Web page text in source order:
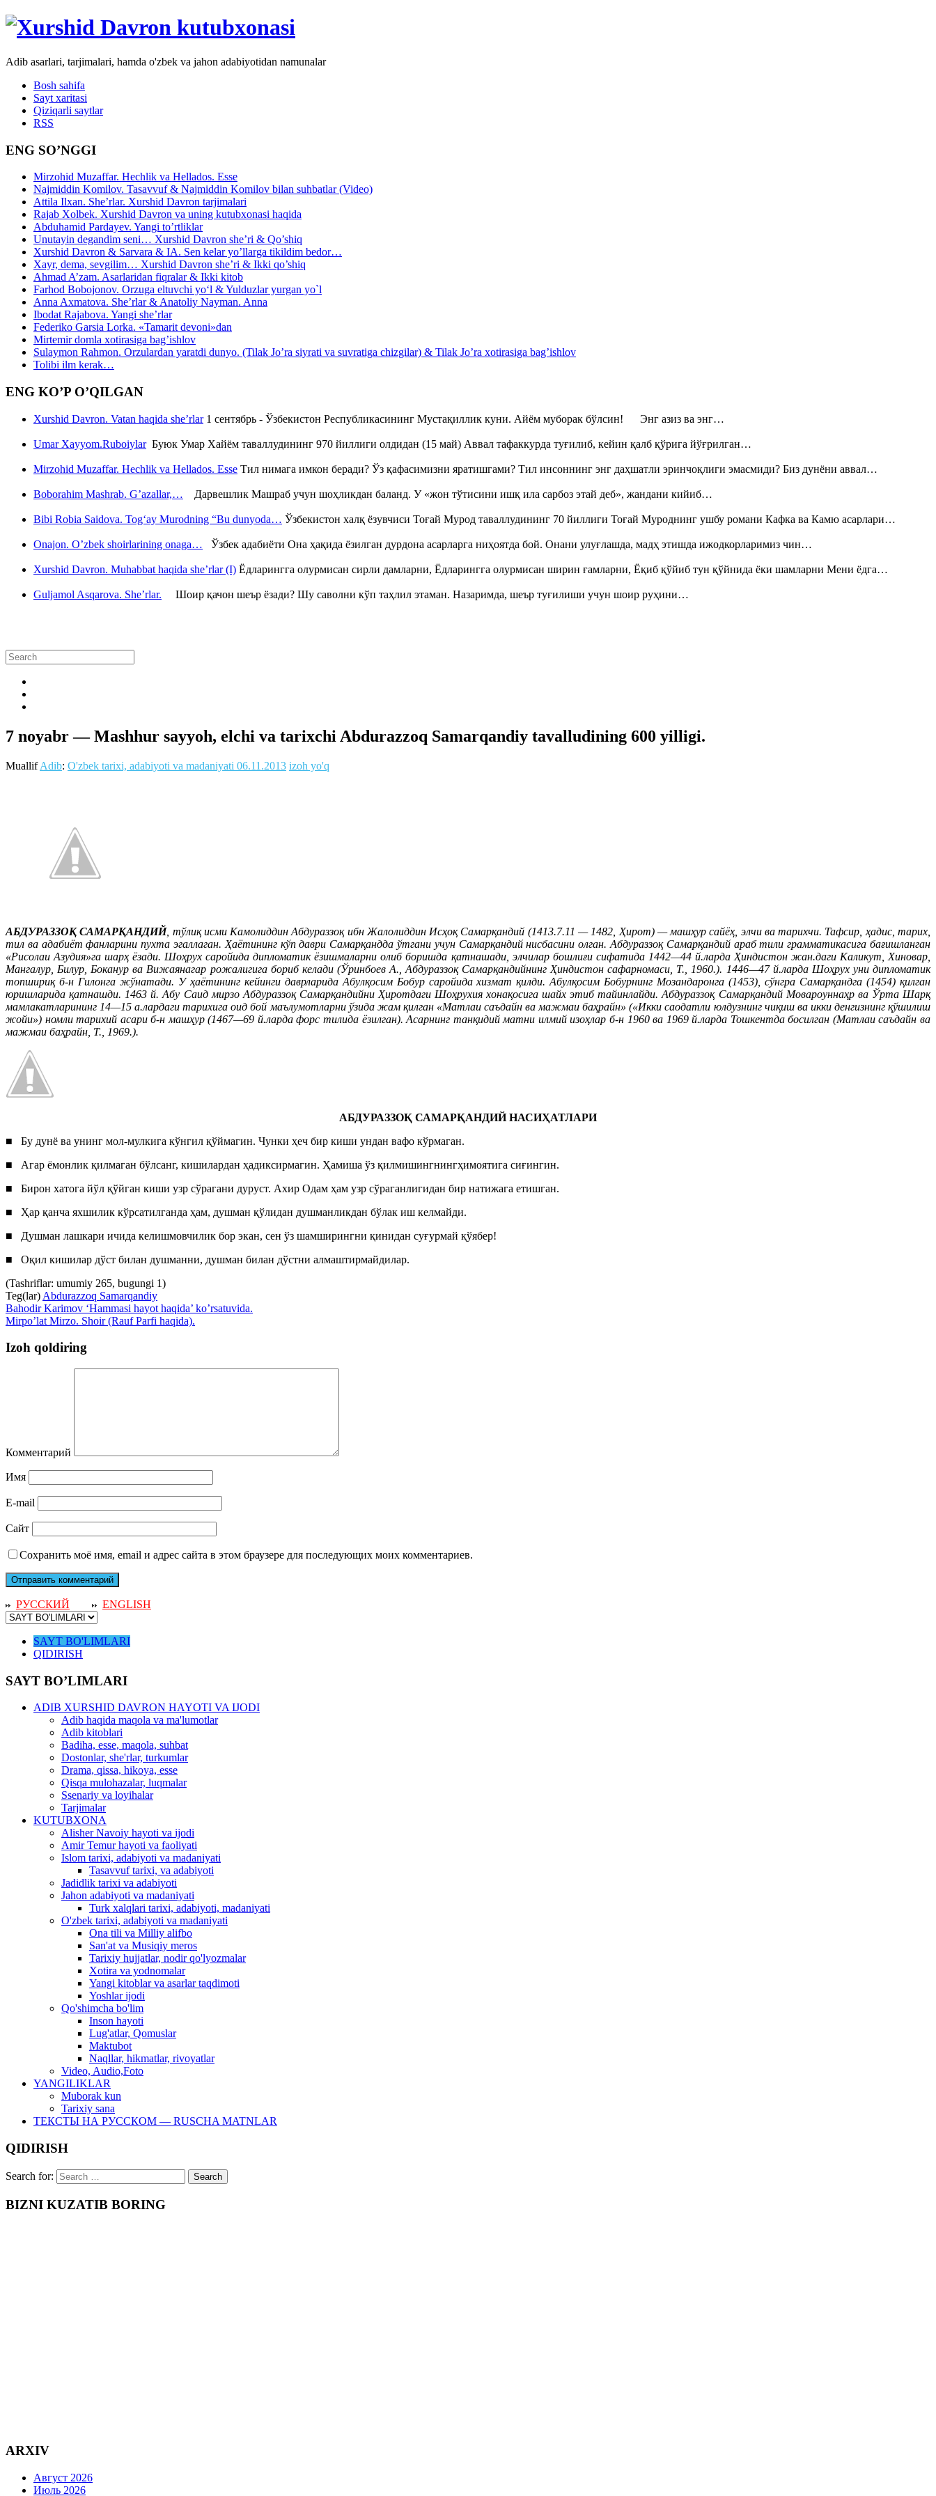
Adib asarlari, tarjimalari, hamda o'zbek va jahon adabiyotidan namunalar
Bosh sahifa
Sayt xaritasi
Qiziqarli saytlar
RSS
ENG SO’NGGI
Mirzohid Muzaffar. Hechlik va Hellados. Esse
Najmiddin Komilov. Tasavvuf & Najmiddin Komilov bilan suhbatlar (Video)
Attila Ilxan. She’rlar. Xurshid Davron tarjimalari
Rajab Xolbek. Xurshid Davron va uning kutubxonasi haqida
Abduhamid Pardayev. Yangi to’rtliklar
Unutayin degandim seni… Xurshid Davron she’ri & Qo’shiq
Xurshid Davron & Sarvara & IA. Sen kelar yo’llarga tikildim bedor…
Xayr, dema, sevgilim… Xurshid Davron she’ri & Ikki qo’shiq
Ahmad A’zam. Asarlaridan fiqralar & Ikki kitob
Farhod Bobojonov. Orzuga eltuvchi yo‘l & Yulduzlar yurgan yo`l
Anna Axmatova. She’rlar & Anatoliy Nayman. Anna
Ibodat Rajabova. Yangi she’rlar
Federiko Garsia Lorka. «Tamarit devoni»dan
Mirtemir domla xotirasiga bag’ishlov
Sulaymon Rahmon. Orzulardan yaratdi dunyo. (Tilak Jo’ra siyrati va suvratiga chizgilar) & Tilak Jo’ra xotirasiga bag’ishlov
Tolibi ilm kerak…
ENG KO’P O’QILGAN
Xurshid Davron. Vatan haqida she’rlar1 сентябрь - Ўзбекистон Республикасининг Мустақиллик куни. Айём муборак бўлсин! Энг азиз ва энг…
Umar Xayyom.RuboiylarБуюк Умар Хайём таваллудининг 970 йиллиги олдидан (15 май) Аввал тафаккурда туғилиб, кейин қалб қўрига йўғрилган…
Mirzohid Muzaffar. Hechlik va Hellados. Esse Тил нимага имкон беради? Ўз қафасимизни яратишгами? Тил инсоннинг энг даҳшатли эринчоқлиги эмасмиди? Биз дунёни аввал…
Boborahim Mashrab. G’azallar,… Дарвешлик Машраб учун шоҳликдан баланд. У «жон тўтисини ишқ ила сарбоз этай деб», жандани кийиб…
Bibi Robia Saidova. Tog‘ay Murodning “Bu dunyoda… Ўзбекистон халқ ёзувчиси Тоғай Мурод таваллудининг 70 йиллиги Тоғай Муроднинг ушбу романи Кафка ва Камю асарлари…
Onajon. O’zbek shoirlarining onaga… Ўзбек адабиёти Она ҳақида ёзилган дурдона асарларга ниҳоятда бой. Онани улуғлашда, мадҳ этишда ижодкорларимиз чин…
Xurshid Davron. Muhabbat haqida she’rlar (I) Ёдларингга олурмисан сирли дамларни, Ёдларингга олурмисан ширин ғамларни, Ёқиб қўйиб тун қўйнида ёки шамларни Мени ёдга…
Guljamol Asqarova. She’rlar. Шоир қачон шеър ёзади? Шу саволни кўп таҳлил этаман. Назаримда, шеър туғилиши учун шоир руҳини…
7 noyabr — Mashhur sayyoh, elchi va tarixchi Abdurazzoq Samarqandiy tavalludining 600 yilligi.
MuallifAdib: O'zbek tarixi, adabiyoti va madaniyati 06.11.2013 izoh yo'q
АБДУРАЗЗОҚ САМАРҚАНДИЙ, тўлиқ исми Камолиддин Абдураззоқ ибн Жалолиддин Исҳоқ Самарқандий (1413.7.11 — 1482, Ҳирот) — машҳур сайёҳ, элчи ва тарихчи. Тафсир, ҳадис, тарих,
тил ва адабиёт фанларини пухта эгаллаган. Ҳаётининг кўп даври Самарқандда ўтгани учун Самарқандий нисбасини олган. Абдураззоқ Самарқандий араб тили грамматикасига бағишланган
«Рисолаи Азудия»га шарҳ ёзади. Шоҳрух саройида дипломатик ёзишмаларни олиб боришда қатнашади, элчилар бошлиғи сифатида 1442—44 й.ларда Ҳиндистон жан.даги Каликут, Хиновар,
Мангалур, Билур, Боканур ва Вижаянагар рожалигига бориб келади (Ўринбоев А., Абдураззоқ Самарқандийнинг Ҳиндистон сафарномаси, Т., 1960.). 1446—47 й.ларда Шоҳрух уни дипломатик
топшириқ б-н Гилонга жўнатади. У ҳаётининг кейинги даврларида Абулқосим Бобур саройида хизмат қилди. Абулқосим Бобурнинг Мозандаронга (1453), сўнгра Самарқандга (1454) қилган
юришларида қатнашди. 1463 й. Абу Саид мирзо Абдураззоқ Самарқандийни Ҳиротдаги Шоҳрухия хонақосига шайх этиб тайинлайди. Абдураззоқ Самарқандий Мовароуннаҳр ва Ўрта Шарқ
мамлакатларининг 14—15 а.лардаги тарихига оид бой маълумотларни ўзида жам қилган «Матлаи саъдайн ва мажмаи баҳрайн» («Икки саодатли юлдузнинг чиқиш ва икки денгизнинг қўшилиш
жойи») номли тарихий асари б-н машҳур (1467—69 й.ларда форс тилида ёзилган). Асарнинг танқидий матни илмий изоҳлар б-н 1960 ва 1969 й.ларда Тошкентда босилган (Матлаи саъдайн ва
мажмаи баҳрайн, Т., 1969.).
АБДУРАЗЗОҚ САМАРҚАНДИЙ НАСИҲАТЛАРИ
■ Бу дунё ва унинг мол-мулкига кўнгил қўймагин. Чунки ҳеч бир киши ундан вафо кўрмаган.
■ Агар ёмонлик қилмаган бўлсанг, кишилардан ҳадиксирмагин. Ҳамиша ўз қилмишингнингҳимоятига сиғингин.
■ Бирон хатога йўл қўйган киши узр сўрагани дуруст. Ахир Одам ҳам узр сўраганлигидан бир натижага етишган.
■ Ҳар қанча яхшилик кўрсатилганда ҳам, душман қўлидан душманликдан бўлак иш келмайди.
■ Душман лашкари ичида келишмовчилик бор экан, сен ўз шамширингни қинидан суғурмай қўябер!
■ Оқил кишилар дўст билан душманни, душман билан дўстни алмаштирмайдилар.
(Tashriflar: umumiy 265, bugungi 1)
Teg(lar) Abdurazzoq Samarqandiy
Bahodir Karimov ‘Hammasi hayot haqida’ ko’rsatuvida.
Mirpo’lat Mirzo. Shoir (Rauf Parfi haqida).
Izoh qoldiring
Комментарий
Имя
E-mail
Сайт
Сохранить моё имя, email и адрес сайта в этом браузере для последующих моих комментариев.
РУССКИЙ ENGLISH
SAYT BO'LIMLARI
QIDIRISH
SAYT BO’LIMLARI
ADIB XURSHID DAVRON HAYOTI VA IJODI
Adib haqida maqola va ma'lumotlar
Adib kitoblari
Badiha, esse, maqola, suhbat
Dostonlar, she'rlar, turkumlar
Drama, qissa, hikoya, esse
Qisqa mulohazalar, luqmalar
Ssenariy va loyihalar
Tarjimalar
KUTUBXONA
Alisher Navoiy hayoti va ijodi
Amir Temur hayoti va faoliyati
Islom tarixi, adabiyoti va madaniyati
Tasavvuf tarixi, va adabiyoti
Jadidlik tarixi va adabiyoti
Jahon adabiyoti va madaniyati
Turk xalqlari tarixi, adabiyoti, madaniyati
O'zbek tarixi, adabiyoti va madaniyati
Ona tili va Milliy alifbo
San'at va Musiqiy meros
Tarixiy hujjatlar, nodir qo'lyozmalar
Xotira va yodnomalar
Yangi kitoblar va asarlar taqdimoti
Yoshlar ijodi
Qo'shimcha bo'lim
Inson hayoti
Lug'atlar, Qomuslar
Maktubot
Naqllar, hikmatlar, rivoyatlar
Video, Audio,Foto
YANGILIKLAR
Muborak kun
Tarixiy sana
ТЕКСТЫ НА РУССКОМ — RUSCHA MATNLAR
QIDIRISH
Search for:
BIZNI KUZATIB BORING
ARXIV
Август 2026
Июль 2026